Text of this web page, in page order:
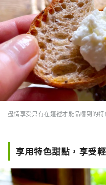
盡情享受只有在這裡才能品嚐到的特
享用特色甜點，享受